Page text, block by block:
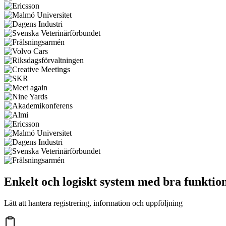
Enkelt och logiskt system med bra
Lätt att hantera registrering, information och uppföljning